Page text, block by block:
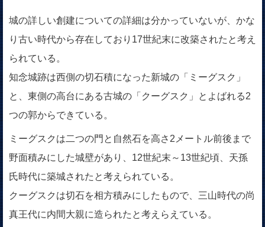
城の詳しい創建についての詳細は分かっていないが、かな
り古い時代から存在しており17世紀末に改築されたと考え
られている。
知念城跡は西側の切石積になった新城の「ミーグスク」
と、東側の高台にある古城の「クーグスク」とよばれる2
つの郭からできている。
ミーグスクは二つの門と自然石を高さ2メートル前後まで
野面積みにした城壁があり、12世紀末～13世紀頃、天孫
氏時代に築城されたと考えられている。
クーグスクは切石を相方積みにしたもので、三山時代の尚
真王代に内間大親に造られたと考えらえている。